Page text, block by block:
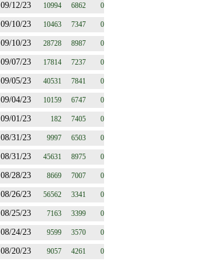
09/12/23 10994 6862 0
09/10/23 10463 7347 0
09/10/23 28728 8987 0
09/07/23 17814 7237 0
09/05/23 40531 7841 0
09/04/23 10159 6747 0
09/01/23 182 7405 0
08/31/23 9997 6503 0
08/31/23 45631 8975 0
08/28/23 8669 7007 0
08/26/23 56562 3341 0
08/25/23 7163 3399 0
08/24/23 9599 3570 0
08/20/23 9057 4261 0